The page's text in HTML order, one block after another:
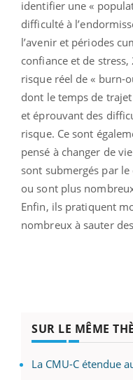
identifier une «
difficulté à
l’avenir et périodes
confiance et de
risque réel de « burn-
dont le temps de
et éprouvant des
risque. Ce sont
pensé à changer de
sont submergés par
ou sont plus
Enfin, ils pratiquent
nombreux à sauter
SUR LE MÊME
La CMU-C étendue